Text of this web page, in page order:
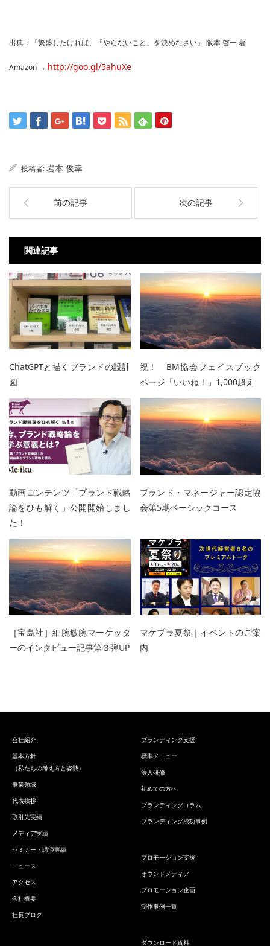
出典：『繁盛したければ、「やらないこと」を決めなさい』 阪本 啓一 著
Amazon → http://goo.gl/5ahuXe
投稿者:岩本 俊幸
前の記事 次の記事
関連記事
ChatGPTと描くブランドの設計
図
祝！ BM協会フェイスブック
ページ「いいね！」1,000超え
動画コンテンツ「ブランド戦略
論をひも解く」公開開始しまし
た！
ブランド・マネージャー認定協
会第5期ベーシックコース
［宝島社］細腕敏腕マーケッタ
ーのインタビュー記事第３弾UP
マケブラ夏祭｜イベントのご案
内
会社紹介
基本方針
（私たちの考え方と姿勢）
事業領域
代表挨拶
取引先実績
メディア実績
セミナー・講演実績
ニュース
アクセス
会社概要
社長ブログ
ブランディング支援
標準メニュー
法人研修
初めての方へ
ブランディングコラム
ブランディング成功事例
プロモーション支援
オウンドメディア
プロモーション企画
制作事例一覧
ダウンロード資料